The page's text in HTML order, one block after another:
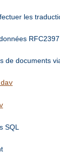
les
RFC2397
de documents
SQL